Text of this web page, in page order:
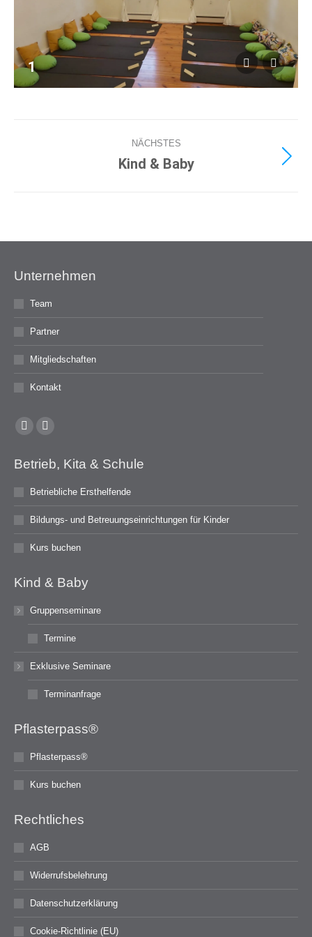
1
Navigation
NÄCHSTES
Nächstes
Kind & Baby
Unternehmen
Team
Partner
Mitgliedschaften
Kontakt
opens
in
new
window
opens
in
new
window
Betrieb, Kita & Schule
Betriebliche Ersthelfende
Bildungs- und Betreuungseinrichtungen für Kinder
Kurs buchen
Kind & Baby
Gruppenseminare
Termine
Exklusive Seminare
Terminanfrage
Pflasterpass®
Pflasterpass®
Kurs buchen
Rechtliches
AGB
Widerrufsbelehrung
Datenschutzerklärung
Cookie-Richtlinie (EU)